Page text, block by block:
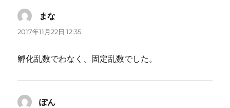
まな
り:
2017年11月22日 12:35
孵化乱数でわなく、固定乱数でした。
ぽん